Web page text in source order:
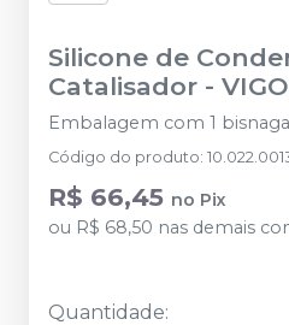
Silicone de
Catalisador -
Embalagem com 1
Código do produto:
R$ 66,45 no Pix
ou R$ 68,50 nas demais
Quantidade: